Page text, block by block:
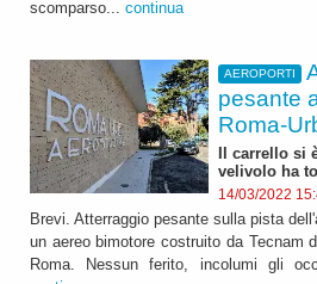
scomparso... continua
AEROPORTI
pesante
Roma-
Il carrello si
velivolo ha
14/03/2022
Brevi. Atterraggio pesante sulla pista
un aereo bimotore costruito da Tecnam
Roma. Nessun ferito, incolumi gli